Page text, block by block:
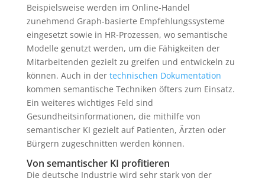
Beispielsweise werden im Online-Handel
zunehmend Graph-basierte Empfehlungssysteme
eingesetzt sowie in HR-Prozessen, wo semantische
Modelle genutzt werden, um die Fähigkeiten der
Mitarbeitenden gezielt zu greifen und entwickeln zu
können. Auch in der technischen Dokumentation
kommen semantische Techniken öfters zum Einsatz.
Ein weiteres wichtiges Feld sind
Gesundheitsinformationen, die mithilfe von
semantischer KI gezielt auf Patienten, Ärzten oder
Bürgern zugeschnitten werden können.
Von semantischer KI profitieren
Die deutsche Industrie wird sehr stark von der